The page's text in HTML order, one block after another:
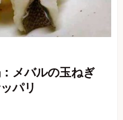
メバルの玉ねぎ
パリ